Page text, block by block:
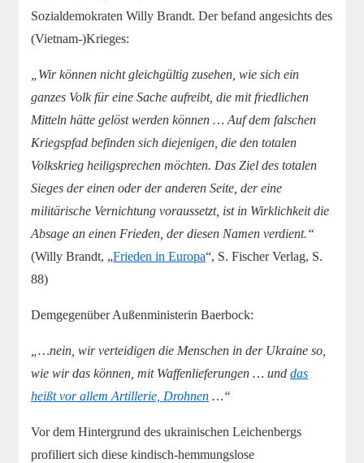
Sozialdemokraten Willy Brandt. Der befand angesichts des
(Vietnam-)Krieges:
„Wir können nicht gleichgültig zusehen, wie sich ein
ganzes Volk für eine Sache aufreibt, die mit friedlichen
Mitteln hätte gelöst werden können … Auf dem falschen
Kriegspfad befinden sich diejenigen, die den totalen
Volkskrieg heiligsprechen möchten. Das Ziel des totalen
Sieges der einen oder der anderen Seite, der eine
militärische Vernichtung voraussetzt, ist in Wirklichkeit die
Absage an einen Frieden, der diesen Namen verdient.“
(Willy Brandt, „Frieden in Europa“, S. Fischer Verlag, S.
88)
Demgegenüber Außenministerin Baerbock:
„…nein, wir verteidigen die Menschen in der Ukraine so,
wie wir das können, mit Waffenlieferungen … und das
heißt vor allem Artillerie, Drohnen …“
Vor dem Hintergrund des ukrainischen Leichenbergs
profiliert sich diese kindisch-hemmungslose